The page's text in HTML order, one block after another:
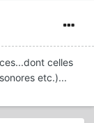
celles
etc.)...